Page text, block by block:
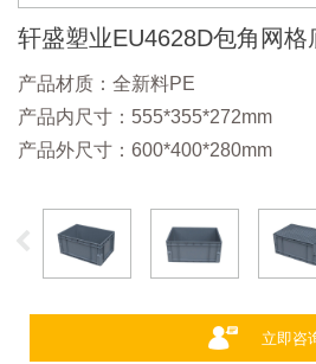
轩盛塑业EU4628D包角网格
产品材质：全新料PE
产品内尺寸：555*355*272mm
产品外尺寸：600*400*280mm
立即咨